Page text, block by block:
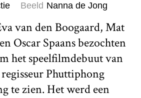
Beeld Nanna de Jong
van den Boogaard, Mat
Oscar Spaans bezochten
het speelfilmdebuut van
Phuttiphong
te zien. Het werd een